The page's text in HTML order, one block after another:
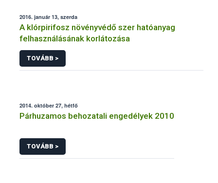
2016. január 13, szerda
A klórpirifosz növényvédő szer hatóanyag
felhasználásának korlátozása
TOVÁBB >
2014. október 27, hétfő
Párhuzamos behozatali engedélyek 2010
TOVÁBB >